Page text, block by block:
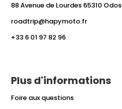
88 Avenue de Lourdes 65310 Odos
roadtrip@hapymoto.fr
+33 6 01 97 82 96
Plus d'informations
Foire aux questions